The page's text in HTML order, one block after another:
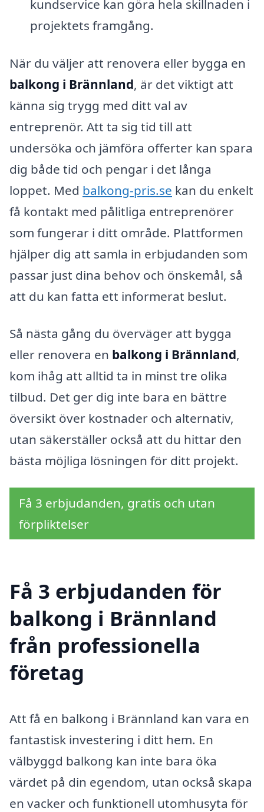
kundservice kan göra hela skillnaden i
projektets framgång.
När du väljer att renovera eller bygga en
balkong i Brännland, är det viktigt att
känna sig trygg med ditt val av
entreprenör. Att ta sig tid till att
undersöka och jämföra offerter kan spara
dig både tid och pengar i det långa
loppet. Med balkong-pris.se kan du enkelt
få kontakt med pålitliga entreprenörer
som fungerar i ditt område. Plattformen
hjälper dig att samla in erbjudanden som
passar just dina behov och önskemål, så
att du kan fatta ett informerat beslut.
Så nästa gång du överväger att bygga
eller renovera en balkong i Brännland,
kom ihåg att alltid ta in minst tre olika
tilbud. Det ger dig inte bara en bättre
översikt över kostnader och alternativ,
utan säkerställer också att du hittar den
bästa möjliga lösningen för ditt projekt.
Få 3 erbjudanden, gratis och utan
förpliktelser
Få 3 erbjudanden för
balkong i Brännland
från professionella
företag
Att få en balkong i Brännland kan vara en
fantastisk investering i ditt hem. En
välbyggd balkong kan inte bara öka
värdet på din egendom, utan också skapa
en vacker och funktionell utomhusyta för